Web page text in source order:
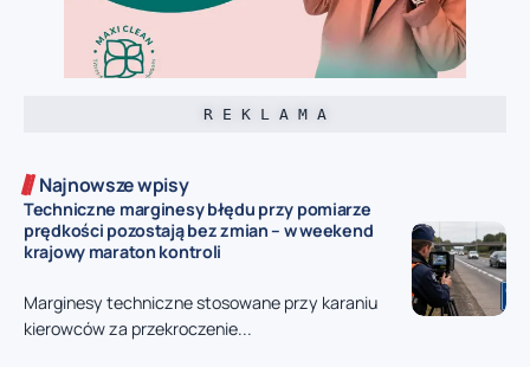
R E K L A M A
Najnowsze wpisy
Techniczne marginesy błędu przy pomiarze
prędkości pozostają bez zmian – w weekend
krajowy maraton kontroli
Marginesy techniczne stosowane przy karaniu
kierowców za przekroczenie...